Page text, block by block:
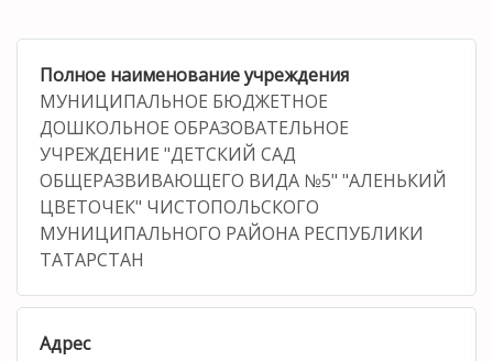
Полное наименование учреждения
МУНИЦИПАЛЬНОЕ БЮДЖЕТНОЕ
ДОШКОЛЬНОЕ ОБРАЗОВАТЕЛЬНОЕ
УЧРЕЖДЕНИЕ "ДЕТСКИЙ САД
ОБЩЕРАЗВИВАЮЩЕГО ВИДА №5" "АЛЕНЬКИЙ
ЦВЕТОЧЕК" ЧИСТОПОЛЬСКОГО
МУНИЦИПАЛЬНОГО РАЙОНА РЕСПУБЛИКИ
ТАТАРСТАН
Адрес